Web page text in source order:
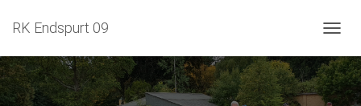
RK Endspurt 09